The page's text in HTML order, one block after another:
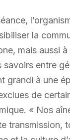
la
mais aussi
savoirs entre
grandi à une
de
« Nos
transmission,